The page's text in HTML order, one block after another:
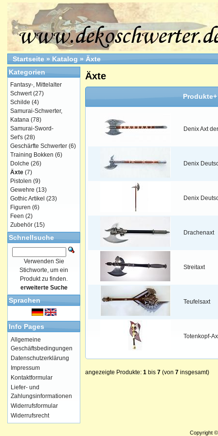
Startseite » Katalog » Äxte
Äxte
Produkte+
Denix Axt
Denix
Denix
Drachenaxt
Streitaxt
Teufelsaxt
Totenkopf-
angezeigte Produkte: 1 bis 7 (von 7 insgesamt)
Kategorien
Fantasy-, Mittelalter
Schwert(27)
Schilde (4)
Samurai-Schwerter,
Katana (78)
Samurai-Sword-
Set's (28)
Geschärfte Schwerter (6)
Training Bokken (6)
Dolche (26)
Äxte (7)
Pistolen (9)
Gewehre (13)
Gothic Artikel (23)
Figuren (6)
Feen (2)
Zubehör (15)
Schnellsuche
Verwenden Sie
Stichworte, um ein
Produkt zu finden.
erweiterte Suche
Sprachen
Info Pages
Allgemeine
Geschäftsbedingungen
Datenschutzerklärung
Impressum
Kontaktformular
Liefer- und
Zahlungsinformationen
Widerrufsformular
Widerrufsrecht
Copyright